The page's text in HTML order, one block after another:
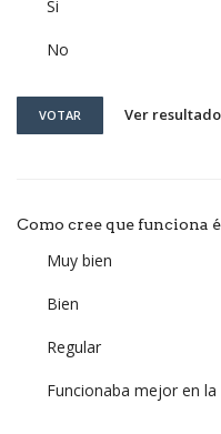
Si
No
VOTAR Ver
Como cree que funciona
Muy bien
Bien
Regular
Funcionaba mejor en